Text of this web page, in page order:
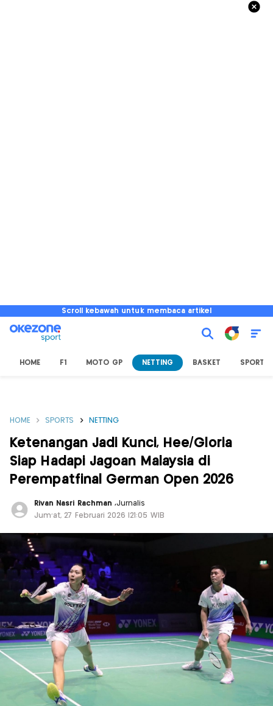
Scroll kebawah untuk membaca artikel
HOME F1 MOTO GP NETTING BASKET SPORT
HOME SPORTS NETTING
Ketenangan Jadi Kunci, Hee/Gloria
Siap Hadapi Jagoan Malaysia di
Perempatfinal German Open 2026
Rivan Nasri Rachman ,Jurnalis
Jum'at, 27 Februari 2026 |21:05 WIB